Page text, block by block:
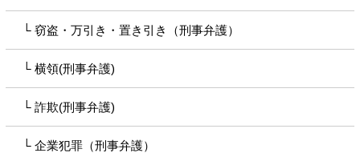
窃盗・万引き・置き引き（刑事弁護）
横領(刑事弁護)
詐欺(刑事弁護)
企業犯罪（刑事弁護）